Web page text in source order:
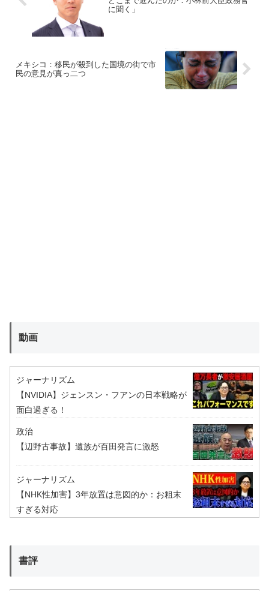
に聞く」
メキシコ：移民が殺到した国境の街で市
民の意見が真っ二つ
動画
ジャーナリズム
【NVIDIA】ジェンスン・フアンの日本戦略が
面白過ぎる！
政治
【辺野古事故】遺族が百田発言に激怒
ジャーナリズム
【NHK性加害】3年放置は意図的か：お粗末
すぎる対応
書評